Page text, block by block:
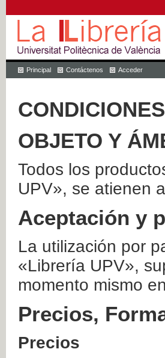
Principal Contáctenos Acceder
OBJETO Y
Todos los
UPV», se atienen
Aceptación y
La utilización por
«Librería UPV»,
momento mismo
Precios,
Precios